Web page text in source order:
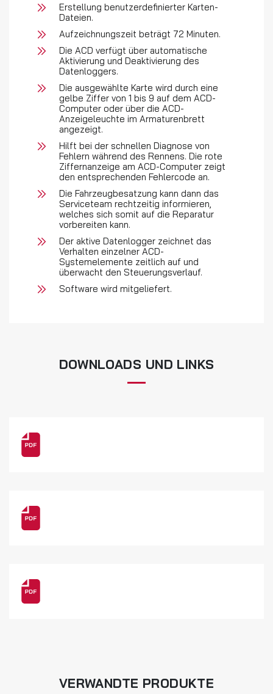
Erstellung benutzerdefinierter Karten-
Dateien.
Aufzeichnungszeit beträgt 72 Minuten.
Die ACD verfügt über automatische
Aktivierung und Deaktivierung des
Datenloggers.
Die ausgewählte Karte wird durch eine
gelbe Ziffer von 1 bis 9 auf dem ACD-
Computer oder über die ACD-
Anzeigeleuchte im Armaturenbrett
angezeigt.
Hilft bei der schnellen Diagnose von
Fehlern während des Rennens. Die rote
Ziffernanzeige am ACD-Computer zeigt
den entsprechenden Fehlercode an.
Die Fahrzeugbesatzung kann dann das
Serviceteam rechtzeitig informieren,
welches sich somit auf die Reparatur
vorbereiten kann.
Der aktive Datenlogger zeichnet das
Verhalten einzelner ACD-
Systemelemente zeitlich auf und
überwacht den Steuerungsverlauf.
Software wird mitgeliefert.
DOWNLOADS UND LINKS
VERWANDTE PRODUKTE